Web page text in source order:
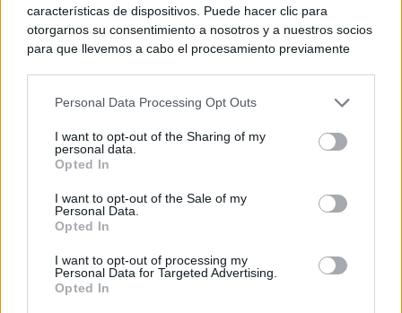
características de dispositivos. Puede hacer clic para
otorgarnos su consentimiento a nosotros y a nuestros socios
para que llevemos a cabo el procesamiento previamente
negar su consentimiento. Tenga en cuenta que algún
de su consentimiento, pero usted tiene el derecho de
rechazar tal procesamiento. Sus preferencias se aplicarán
cualquier momento entrando de nuevo en este sitio web o
visitando nuestra política de privacidad.
Personal Data Processing Opt Outs
I want to opt-out of the Sharing of my
personal data.
Opted In
I want to opt-out of the Sale of my
Personal Data.
Opted In
I want to opt-out of processing my
Personal Data for Targeted Advertising.
Opted In